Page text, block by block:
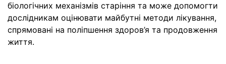
біологічних механізмів старіння та може допомогти
дослідникам оцінювати майбутні методи лікування,
спрямовані на поліпшення здоров’я та продовження
життя.